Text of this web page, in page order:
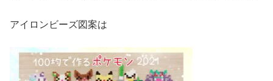
アイロンビーズ図案は